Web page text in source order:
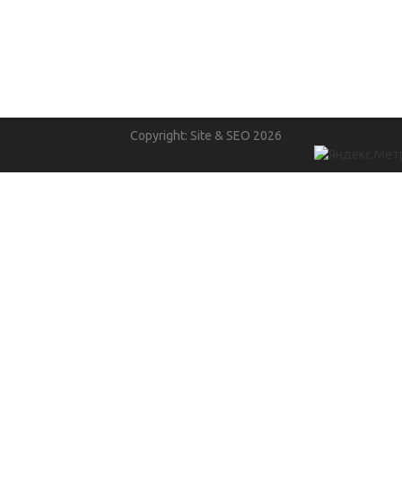
Copyright: Site & SEO 2026